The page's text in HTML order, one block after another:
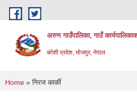
Skip to main content
अरुण गाउँपालिका, गाउँ
कोशी प्रदेश, भोजपुर, नेपाल
You are here
Home » निरज कार्की